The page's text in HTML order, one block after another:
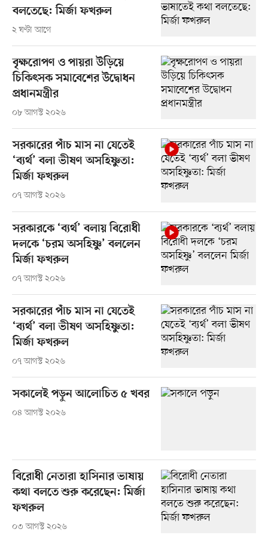
বলতেছে: মির্জা ফখরুল
২ ঘণ্টা আগে
বৃক্ষরোপণ ও পায়রা উড়িয়ে
চিকিৎসক সমাবেশের উদ্বোধন
প্রধানমন্ত্রীর
০৮ আগস্ট ২০২৬
সরকারের পাঁচ মাস না যেতেই
‘ব্যর্থ’ বলা ভীষণ অসহিষ্ণুতা:
মির্জা ফখরুল
০৭ আগস্ট ২০২৬
সরকারকে ‘ব্যর্থ’ বলায় বিরোধী
দলকে ‘চরম অসহিষ্ণু’ বললেন
মির্জা ফখরুল
০৭ আগস্ট ২০২৬
সরকারের পাঁচ মাস না যেতেই
‘ব্যর্থ’ বলা ভীষণ অসহিষ্ণুতা:
মির্জা ফখরুল
০৭ আগস্ট ২০২৬
সকালেই পড়ুন আলোচিত ৫ খবর
০৪ আগস্ট ২০২৬
বিরোধী নেতারা হাসিনার ভাষায়
কথা বলতে শুরু করেছেন: মির্জা
ফখরুল
০৩ আগস্ট ২০২৬